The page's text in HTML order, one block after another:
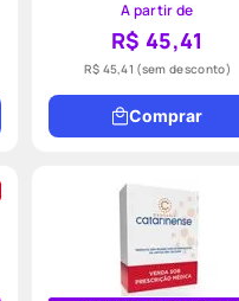
A partir de
R$ 45,41
R$ 45,41 (sem desconto)
Comprar